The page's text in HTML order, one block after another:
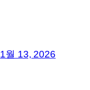
1월 13, 2026